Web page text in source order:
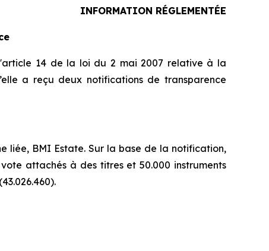
INFORMATION RÉGLEMENTÉE
14 de la loi du 2 mai 2007 relative à la
a reçu deux notifications de transparence
liée, BMI Estate. Sur la base de la notification,
attachés à des titres et 50.000 instruments